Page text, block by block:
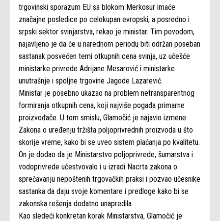
trgovinski sporazum EU sa blokom Merkosur imaće
značajne posledice po celokupan evropski, a posredno i
srpski sektor svinjarstva, rekao je ministar. Tim povodom,
najavljeno je da će u narednom periodu biti održan poseban
sastanak posvećen temi otkupnih cena svinja, uz učešće
ministarke privrede Adrijane Mesarović i ministarke
unutrašnje i spoljne trgovine Jagode Lazarević.
Ministar je posebno ukazao na problem netransparentnog
formiranja otkupnih cena, koji najviše pogađa primarne
proizvođače. U tom smislu, Glamočić je najavio izmene
Zakona o uređenju tržišta poljoprivrednih proizvoda u što
skorije vreme, kako bi se uveo sistem plaćanja po kvalitetu.
On je dodao da je Ministarstvo poljoprivrede, šumarstva i
vodoprivrede učestvovalo i u izradi Nacrta zakona o
sprečavanju nepoštenih trgovačkih praksi i pozvao učesnike
sastanka da daju svoje komentare i predloge kako bi se
zakonska rešenja dodatno unapredila.
Kao sledeći konkretan korak Ministarstva, Glamočić je